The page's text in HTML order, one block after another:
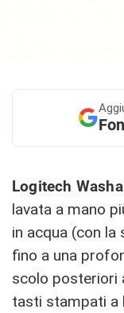
Logitech
lavata a mano
in acqua (con la
fino a una
scolo posteriori
tasti stampati a